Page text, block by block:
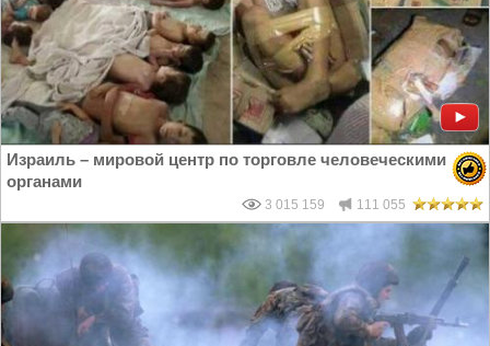
Израиль – мировой центр по торговле человеческими
органами
3 015 159 111 055